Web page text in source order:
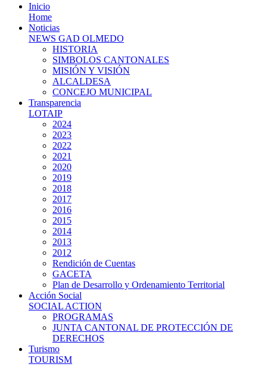
Inicio
Home
Noticias
NEWS GAD OLMEDO
HISTORIA
SIMBOLOS CANTONALES
MISIÓN Y VISIÓN
ALCALDESA
CONCEJO MUNICIPAL
Transparencia
LOTAIP
2024
2023
2022
2021
2020
2019
2018
2017
2016
2015
2014
2013
2012
Rendición de Cuentas
GACETA
Plan de Desarrollo y Ordenamiento Territorial
Acción Social
SOCIAL ACTION
PROGRAMAS
JUNTA CANTONAL DE PROTECCIÓN DE
DERECHOS
Turismo
TOURISM